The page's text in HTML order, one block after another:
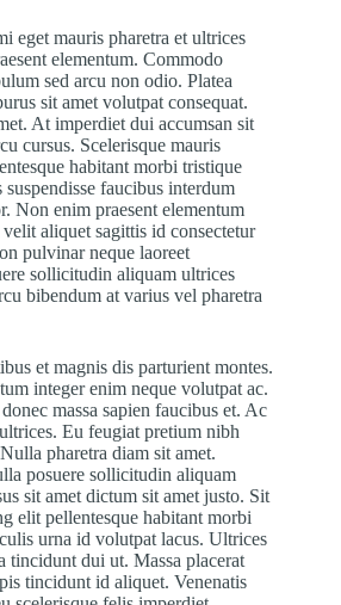
eget mauris pharetra et ultrices
elementum. Commodo
sed arcu non odio. Platea
sit amet volutpat consequat.
At imperdiet dui accumsan sit
cursus. Scelerisque mauris
habitant morbi tristique
faucibus interdum
Non enim praesent elementum
aliquet sagittis id consectetur
pulvinar neque laoreet
sollicitudin aliquam ultrices
bibendum at varius vel pharetra
et magnis dis parturient montes.
integer enim neque volutpat ac.
massa sapien faucibus et. Ac
Eu feugiat pretium nibh
pharetra diam sit amet.
posuere sollicitudin aliquam
sit amet dictum sit amet justo. Sit
elit pellentesque habitant morbi
urna id volutpat lacus. Ultrices
tincidunt dui ut. Massa placerat
tincidunt id aliquet. Venenatis